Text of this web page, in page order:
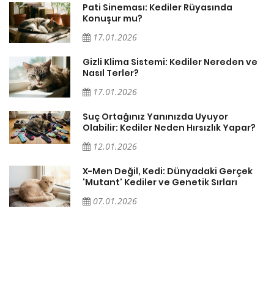
Pati Sineması: Kediler Rüyasında
Konuşur mu?
17.01.2026
Gizli Klima Sistemi: Kediler Nereden ve
Nasıl Terler?
17.01.2026
Suç Ortağınız Yanınızda Uyuyor
Olabilir: Kediler Neden Hırsızlık Yapar?
12.01.2026
X-Men Değil, Kedi: Dünyadaki Gerçek
'Mutant' Kediler ve Genetik Sırları
07.01.2026